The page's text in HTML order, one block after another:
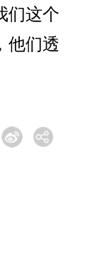
们这个
他们透